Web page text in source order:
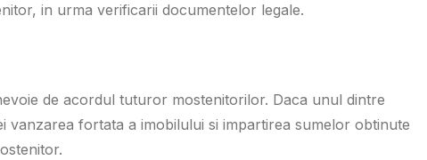
in urma verificarii documentelor legale.
de acordul tuturor mostenitorilor. Daca unul dintre
vanzarea fortata a imobilului si impartirea sumelor obtinute